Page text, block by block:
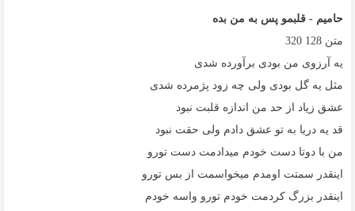
حامیم - قلبمو پس به من بده
متن 128
320
ﻳﻪ آرزوی ﻣﻦ ﺑﻮدی ﺑﺮآورده ﺷﺪی
ﻣﺜﻞ ﻳﻪ ﮔﻞ ﺑﻮدی وﻟﻰ ﭼﻪ زود ﭘﮋﻣﺮده ﺷﺪی
ﻋﺸﻖ زﻳﺎد از ﺣﺪ ﻣﻦ اﻧﺪازه ﻗﻠﺒﺖ ﻧﺒﻮد
ﻗﺪ ﻳﻪ درﻳﺎ ﺑﻪ ﺗﻮ ﻋﺸﻖ دادم وﻟﻰ ﺣﻘﺖ ﻧﺒﻮد
ﻣﻦ ﺑﺎ دوﺗﺎ دﺳﺖ ﺧﻮدم ﻣﻴﺪادﻣﺖ دﺳﺖ ﺗﻮرو
اﻳﻨﻘﺪر ﺳﻤﺘﺖ اوﻣﺪم ﻣﻴﺨﻮاﺳﻤﺖ از ﺑﺲ ﺗﻮرو
اﻳﻨﻘﺪر ﺑﺰرگ ﻛﺮدﻣﺖ ﺧﻮدم ﺗﻮرو واﺳﻪ ﺧﻮدم